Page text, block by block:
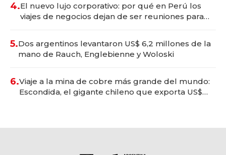
4.El nuevo lujo corporativo: por qué en Perú los
viajes de negocios dejan de ser reuniones para
5.Dos argentinos levantaron US$ 6,2 millones de la
mano de Rauch, Englebienne y Woloski
6.Viaje a la mina de cobre más grande del mundo:
Escondida, el gigante chileno que exporta US$